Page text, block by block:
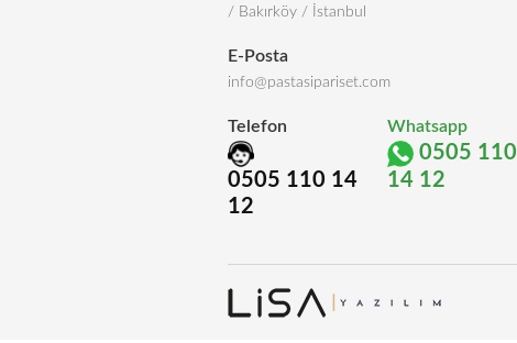
/ Bakırköy / İstanbul
E-Posta
info@pastasipariset.com
Telefon
0505 110 14
12
Whatsapp
0505 110
14 12